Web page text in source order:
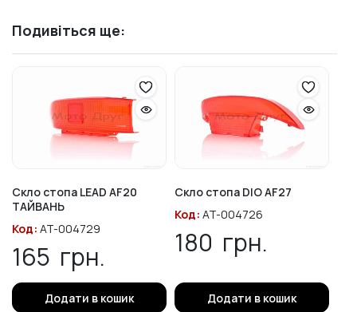
Подивіться ще:
Скло стопа LEAD AF20
ТАЙВАНЬ
Код: AT-004729
165 грн.
Додати в кошик
Скло стопа DIO AF27
Код: AT-004726
180 грн.
Додати в кошик